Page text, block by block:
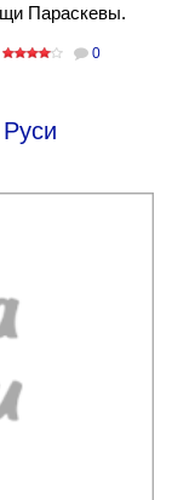
Параскевы.
0